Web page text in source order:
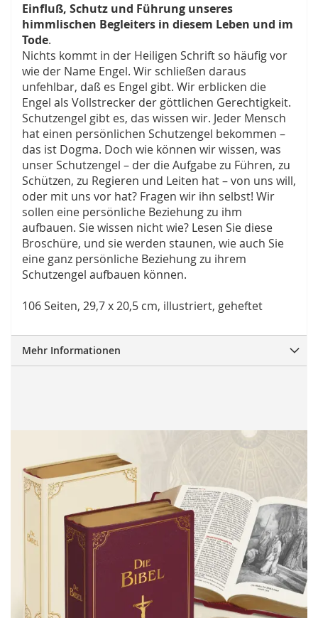
Einfluß, Schutz und Führung unseres
himmlischen Begleiters in diesem Leben und im
Tode.
Nichts kommt in der Heiligen Schrift so häufig vor
wie der Name Engel. Wir schließen daraus
unfehlbar, daß es Engel gibt. Wir erblicken die
Engel als Vollstrecker der göttlichen Gerechtigkeit.
Schutzengel gibt es, das wissen wir. Jeder Mensch
hat einen persönlichen Schutzengel bekommen –
das ist Dogma. Doch wie können wir wissen, was
unser Schutzengel – der die Aufgabe zu Führen, zu
Schützen, zu Regieren und Leiten hat – von uns will,
oder mit uns vor hat? Fragen wir ihn selbst! Wir
sollen eine persönliche Beziehung zu ihm
aufbauen. Sie wissen nicht wie? Lesen Sie diese
Broschüre, und sie werden staunen, wie auch Sie
eine ganz persönliche Beziehung zu ihrem
Schutzengel aufbauen können.
106 Seiten, 29,7 x 20,5 cm, illustriert, geheftet
Mehr Informationen